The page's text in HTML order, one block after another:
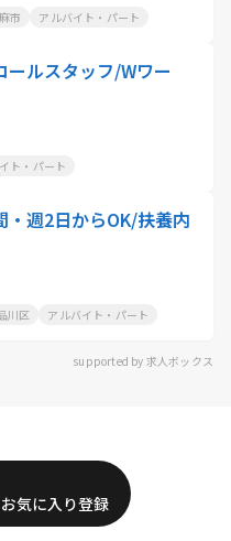
市 アルバイト・パート
ルスタッフ/Wワー
ト・パート
週2日からOK/扶養内
川区 アルバイト・パート
supported by 求人ボックス
気に入り登録